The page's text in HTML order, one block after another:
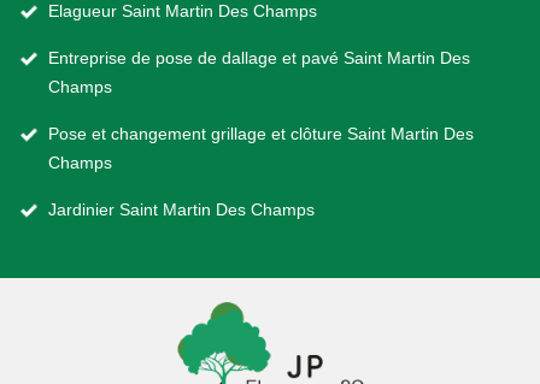
Elagueur Saint Martin Des Champs
Entreprise de pose de dallage et pavé Saint Martin Des
Champs
Pose et changement grillage et clôture Saint Martin Des
Champs
Jardinier Saint Martin Des Champs